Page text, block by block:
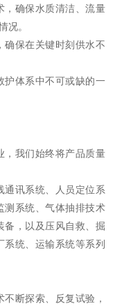
，确保水质清洁、流量
况。
确保在关键时刻供水不
护体系中不可或缺的一
，我们始终将产品质量
通讯系统、人员定位系
测系统、气体抽排技术
备，以及压风自救、掘
系统、运输系统等系列
断探索、反复试验，